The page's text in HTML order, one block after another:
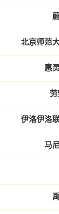
北京师范
惠
伊洛伊洛
马